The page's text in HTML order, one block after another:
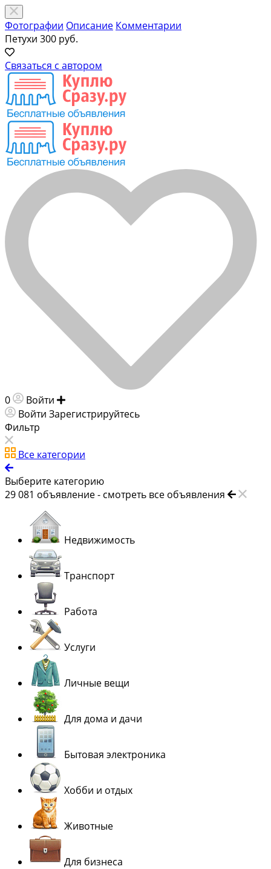
Фотографии Описание Комментарии
Петухи 300 руб.
Связаться с автором
0 Войти
Войти Зарегистрируйтесь
Фильтр
Все категории
Выберите категорию
29 081 объявление - смотреть все объявления
Недвижимость
Транспорт
Работа
Услуги
Личные вещи
Для дома и дачи
Бытовая электроника
Хобби и отдых
Животные
Для бизнеса